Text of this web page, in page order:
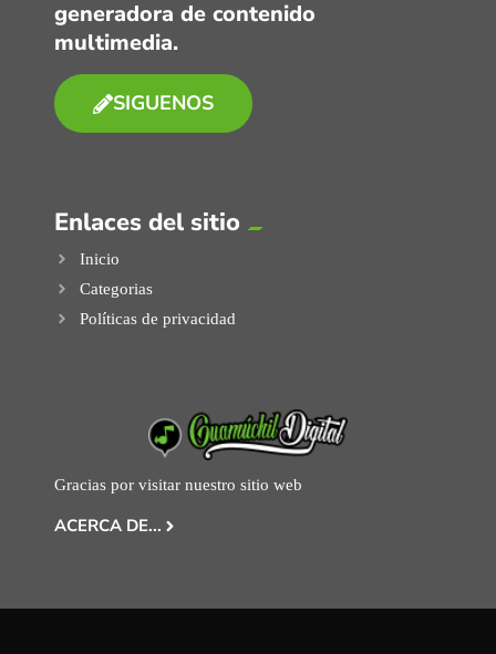
generadora de contenido
multimedia.
SIGUENOS
Enlaces del sitio
Inicio
Categorias
Políticas de privacidad
Gracias por visitar nuestro sitio web
ACERCA DE...